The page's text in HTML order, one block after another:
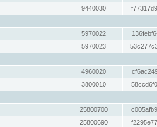
9440030
5970022
5970023
4960020
3800010
25800700
25800690